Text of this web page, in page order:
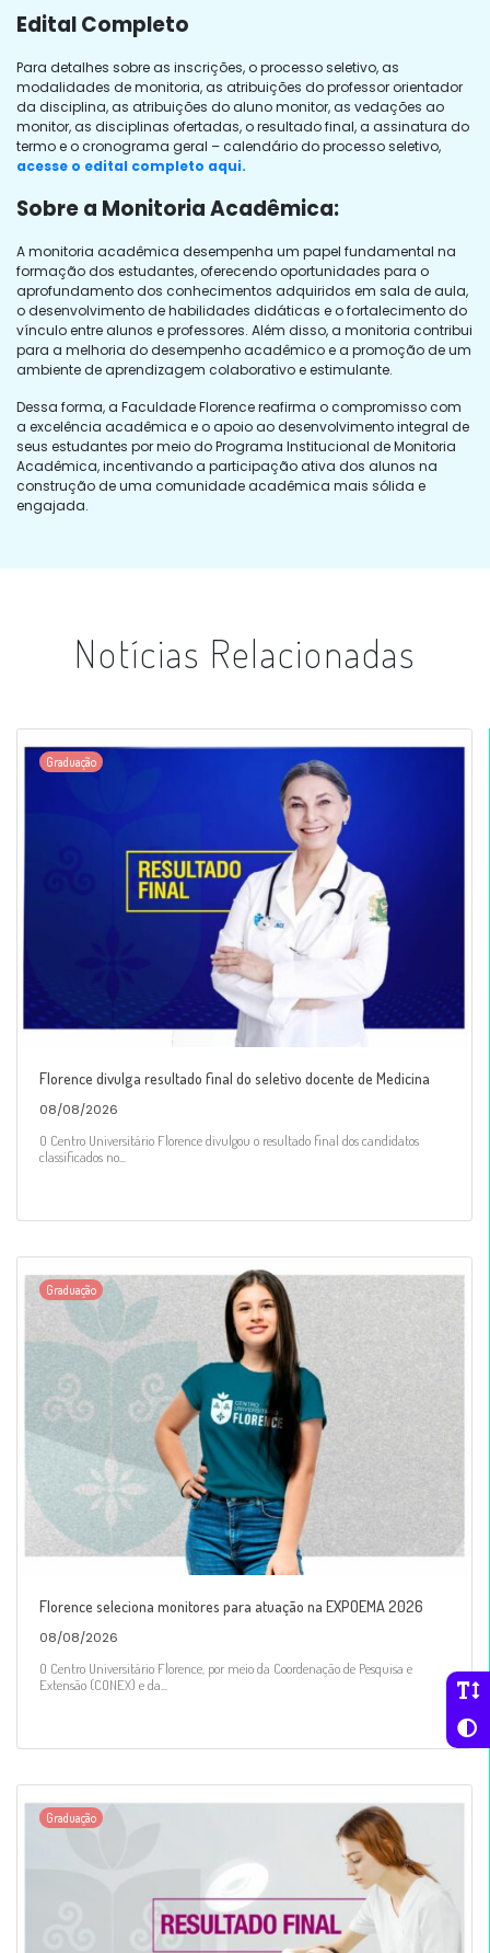
Edital Completo
Para detalhes sobre as inscrições, o processo seletivo, as
modalidades de monitoria, as atribuições do professor orientador
da disciplina, as atribuições do aluno monitor, as vedações ao
monitor, as disciplinas ofertadas, o resultado final, a assinatura do
termo e o cronograma geral – calendário do processo seletivo,
acesse o edital completo aqui.
Sobre a Monitoria Acadêmica:
A monitoria acadêmica desempenha um papel fundamental na
formação dos estudantes, oferecendo oportunidades para o
aprofundamento dos conhecimentos adquiridos em sala de aula,
o desenvolvimento de habilidades didáticas e o fortalecimento do
vínculo entre alunos e professores. Além disso, a monitoria contribui
para a melhoria do desempenho acadêmico e a promoção de um
ambiente de aprendizagem colaborativo e estimulante.
Dessa forma, a Faculdade Florence reafirma o compromisso com
a excelência acadêmica e o apoio ao desenvolvimento integral de
seus estudantes por meio do Programa Institucional de Monitoria
Acadêmica, incentivando a participação ativa dos alunos na
construção de uma comunidade acadêmica mais sólida e
engajada.
Notícias Relacionadas
Graduação
Florence divulga resultado final do seletivo docente de Medicina
08/08/2026
O Centro Universitário Florence divulgou o resultado final dos candidatos
classificados no...
Graduação
Florence seleciona monitores para atuação na EXPOEMA 2026
08/08/2026
O Centro Universitário Florence, por meio da Coordenação de Pesquisa e
Extensão (CONEX) e da...
Graduação